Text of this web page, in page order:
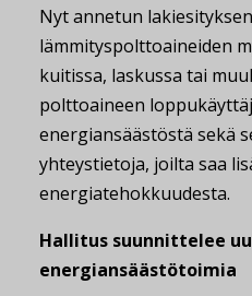
Nyt annetun
lämmityspolttoaineiden
kuitissa, laskussa tai
polttoaineen
energiansäästöstä sekä
yhteystietoja, joilta saa
energiatehokkuudesta.
Hallitus suunnittelee
energiansäästötoimia